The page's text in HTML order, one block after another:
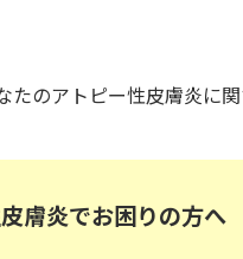
のアトピー性皮膚炎に関
膚炎でお困りの方へ